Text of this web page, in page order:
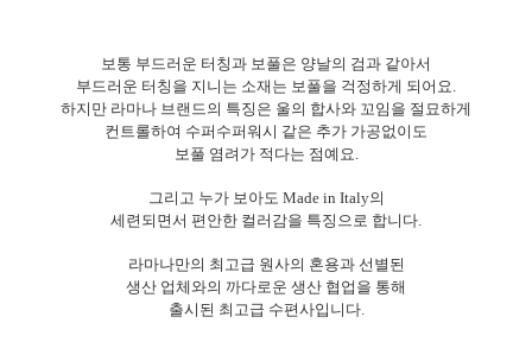
보통 부드러운 터칭과 보풀은 양날의 검과 같아서
부드러운 터칭을 지니는 소재는 보풀을 걱정하게 되어요.
하지만 라마나 브랜드의 특징은 울의 합사와 꼬임을 절묘하게
컨트롤하여 수퍼수퍼워시 같은 추가 가공없이도
보풀 염려가 적다는 점예요.
그리고 누가 보아도 Made in Italy의
세련되면서 편안한 컬러감을 특징으로 합니다.
라마나만의 최고급 원사의 혼용과 선별된
생산 업체와의 까다로운 생산 협업을 통해
출시된 최고급 수편사입니다.